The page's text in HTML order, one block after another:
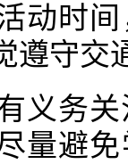
动时
遵守交
义务
量避